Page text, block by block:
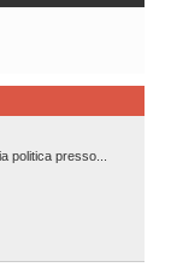
politica presso...